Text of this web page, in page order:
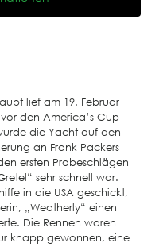
lief am 19. Februar
den America’s Cup
die Yacht auf den
an Frank Packers
ersten Probeschlägen
sehr schnell war.
in die USA geschickt,
„Weatherly“ einen
Die Rennen waren
knapp gewonnen, eine